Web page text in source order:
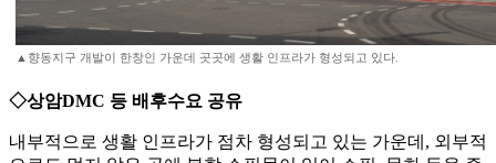
▲향동지구 개발이 한창인 가운데 곳곳에 생활 인프라가 형성되고 있다.
◇상암DMC 등 배후수요 공유
내부적으로 생활 인프라가 점차 형성되고 있는 가운데, 외부적